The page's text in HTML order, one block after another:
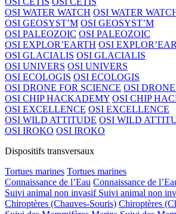
OSI WATER WATCH OSI WATER
OSI GEOSYST’M OSI GEOSYST’M
OSI PALEOZOIC OSI PALEOZOIC
OSI EXPLOR’EARTH OSI
OSI GLACIALIS OSI GLACIALIS
OSI UNIVERS OSI UNIVERS
OSI ECOLOGIS OSI ECOLOGIS
OSI DRONE FOR SCIENCE OSI
OSI CHIP HACKADEMY OSI CHIP
OSI EXCELLENCE OSI EXCELLENCE
OSI WILD ATTITUDE OSI WILD
OSI IROKO OSI IROKO
Dispositifs transversaux
Tortues marines Tortues marines
Connaissance de l’Eau Connaissance de
Suivi animal non invasif Suivi animal non
Chiroptères (Chauves-Souris) Chiroptères